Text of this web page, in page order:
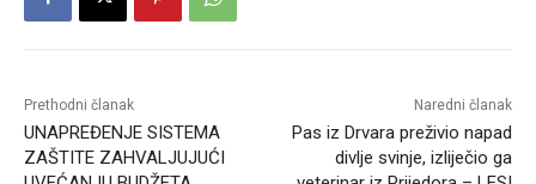
Prethodni članak
UNAPREĐENJE SISTEMA
ZAŠTITE ZAHVALJUJUĆI
Naredni članak
Pas iz Drvara preživio napad
divlјe svinje, izliječio ga